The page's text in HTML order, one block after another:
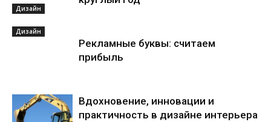
Дизайн
Дизайн
Рекламные буквы: считаем
прибыль
Вдохновение, инновации и
практичность в дизайне интерьера